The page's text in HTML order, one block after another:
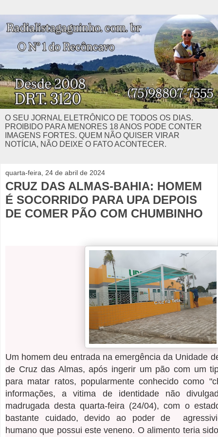
O SEU JORNAL ELETRÔNICO DE TODOS OS DIAS.
PROIBIDO PARA MENORES 18 ANOS PODE CONTER
IMAGENS FORTES. QUEM NÃO QUISER VIRAR
NOTÍCIA, NÃO DEIXE O FATO ACONTECER.
quarta-feira, 24 de abril de 2024
CRUZ DAS ALMAS-BAHIA: HOMEM
É SOCORRIDO PARA UPA DEPOIS
DE COMER PÃO COM CHUMBINHO
Um homem deu entrada na emergência da Unidade
de Cruz das Almas, após ingerir um pão com um
para matar ratos, popularmente conhecido como
informações, a vitima de identidade não
madrugada desta quarta-feira (24/04), com o
bastante cuidado, devido ao poder de
humano que possui este veneno. O alimento teria